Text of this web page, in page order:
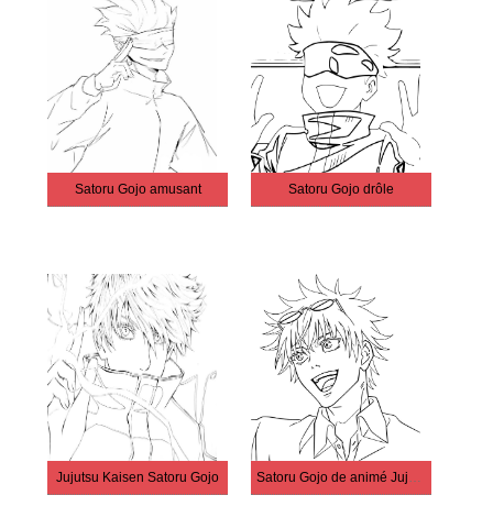
Satoru Gojo amusant Satoru Gojo drôle
Jujutsu Kaisen Satoru Gojo Satoru Gojo de animé Jujutsu Kaisen